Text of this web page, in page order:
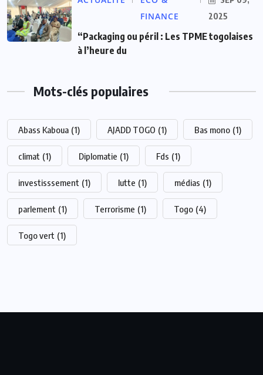
FINANCE
2025
“Packaging ou péril : Les TPME togolaises
à l’heure du
Mots-clés populaires
Abass Kaboua (1) AJADD TOGO (1) Bas mono (1)
climat (1) Diplomatie (1) Fds (1)
investisssement (1) lutte (1) médias (1)
parlement (1) Terrorisme (1) Togo (4)
Togo vert (1)